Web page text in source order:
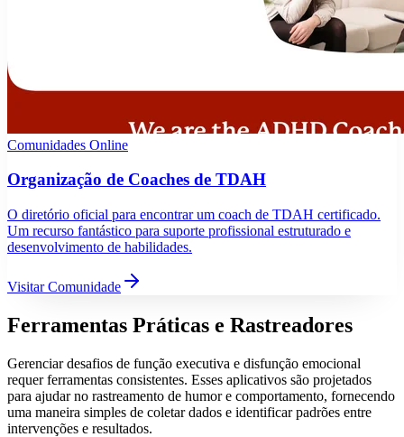
Comunidades Online
Organização de Coaches de TDAH
O diretório oficial para encontrar um coach de TDAH certificado.
Um recurso fantástico para suporte profissional estruturado e
desenvolvimento de habilidades.
Visitar Comunidade
Ferramentas Práticas e Rastreadores
Gerenciar desafios de função executiva e disfunção emocional
requer ferramentas consistentes. Esses aplicativos são projetados
para ajudar no rastreamento de humor e comportamento, fornecendo
uma maneira simples de coletar dados e identificar padrões entre
intervenções e resultados.